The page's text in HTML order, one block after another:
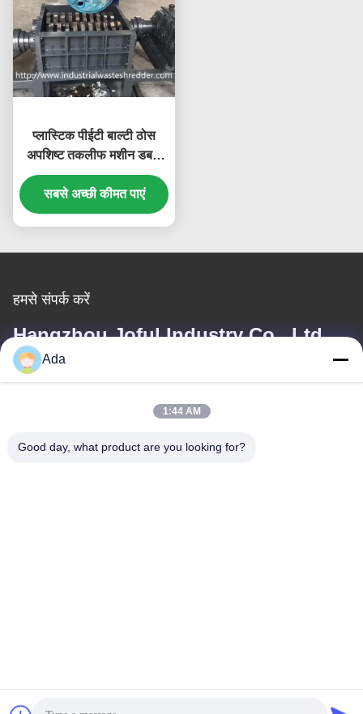
प्लास्टिक पीईटी बाल्टी ठोस
अपशिष्ट तकलीफ मशीन डबल
दस्ता विरोधी जंग
सबसे अच्छी कीमत पाएं
हमसे संपर्क करें
Hangzhou Joful Industry Co., Ltd
ईमेल
ada.zhang@jofulindustry.com
चीन अच्छा गुणवत्ता औद्योगिक अपशिष्ट कतरन आपूर्तिकर्ता. कॉपीराइट © -2026
Ada
1:44 AM
Good day, what product are you looking for?